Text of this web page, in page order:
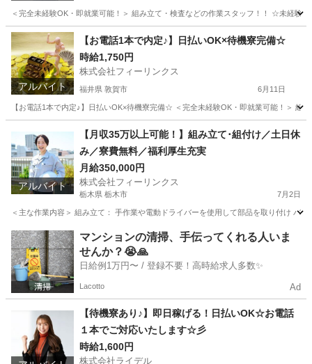
＜完全未経験OK・即就業可能！＞ 組み立て・検査などの作業スタッフ！！ ☆未経
広島 広島市 工場 時給
アルバイト
【お電話1本で内定♪】日払いOK×待機寮完備☆
時給1,750円
株式会社フィーリンクス
福井県 敦賀市 6月11日
【お電話1本で内定♪】日払いOK×待機寮完備☆ ＜完全未経験OK・即就業可能！＞
工場 時給
アルバイト
【月収35万以上可能！】組み立て･組付け／土日休
み／寮費無料／福利厚生充実
月給350,000円
株式会社フィーリンクス
栃木県 栃木市 7月2日
＜主な作業内容＞ 組み立て： 手作業や電動ドライバーを使用して部品を取り付け バ
栃木 栃木市 工場 電動
マンションの清掃、手伝ってくれる人いま
せんか？😭🙏
日給例1万円〜 / 登録不要！高時給求人多数✨
Lacotto Ad
【待機寮あり♪】即日稼げる！日払いOK☆お電話
１本でご対応いたします☆彡
時給1,600円
株式会社ライデル